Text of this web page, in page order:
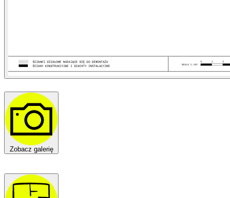
Zobacz galerię